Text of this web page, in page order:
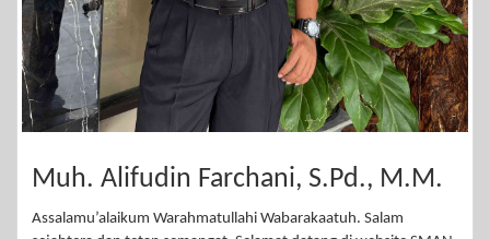
Muh. Alifudin Farchani, S.Pd., M.M.
Assalamu’alaikum Warahmatullahi Wabarakaatuh. Salam